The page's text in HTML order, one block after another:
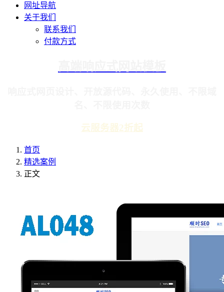
网址导航
关于我们
联系我们
付款方式
云服务器2折起
首页
精选案例
正文